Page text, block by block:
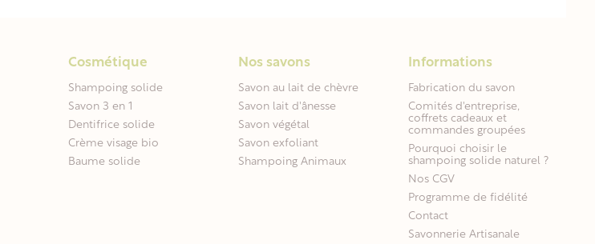
Cosmétique
Shampoing solide
Savon 3 en 1
Dentifrice solide
Crème visage bio
Baume solide
Nos savons
Savon au lait de chèvre
Savon lait d'ânesse
Savon végétal
Savon exfoliant
Shampoing Animaux
Informations
Fabrication du savon
Comités d'entreprise,
coffrets cadeaux et
commandes groupées
Pourquoi choisir le
shampoing solide naturel ?
Nos CGV
Programme de fidélité
Contact
Savonnerie Artisanale